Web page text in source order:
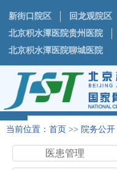
新街口院区 回龙观院区
北京积水潭医院贵州医院
北京积水潭医院聊城医院
当前位置： 首页 >> 院务公开
医患管理